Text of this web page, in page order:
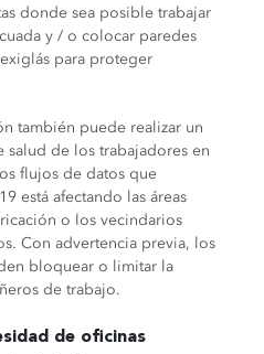
donde sea posible trabajar
y / o colocar paredes
para proteger
también puede realizar un
de los trabajadores en
flujos de datos que
está afectando las áreas
o los vecindarios
Con advertencia previa, los
bloquear o limitar la
de trabajo.
de oficinas